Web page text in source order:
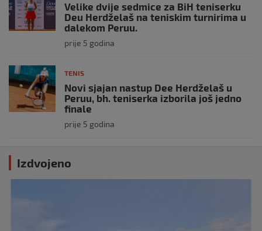
Velike dvije sedmice za BiH teniserku
Deu Herdželaš na teniskim turnirima u
dalekom Peruu.
prije 5 godina
TENIS
Novi sjajan nastup Dee Herdželaš u
Peruu, bh. teniserka izborila još jedno
finale
prije 5 godina
Izdvojeno